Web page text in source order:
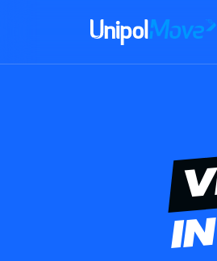
UnipolMove